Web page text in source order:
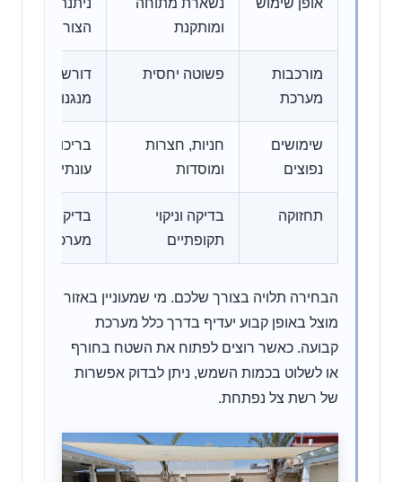
אופן שימוש
נשארת מתוחה
ומותקנת
ניתנת לפתיחה
הצורך
מורכבות
מערכת
פשוטה יחסית
דורשת
מנגנון תנועה
שימושים
נפוצים
חניות, חצרות
ומוסדות
בריכות,
עונתיים
תחזוקה
בדיקה וניקוי
תקופתיים
בדיקה של
מערכת התנועה
הבחירה תלויה בצורך שלכם. מי שמעוניין באזור
מוצל באופן קבוע יעדיף בדרך כלל מערכת
קבועה. כאשר רוצים לפתוח את השטח בחורף
או לשלוט בכמות השמש, ניתן לבדוק אפשרות
של רשת צל נפתחת.